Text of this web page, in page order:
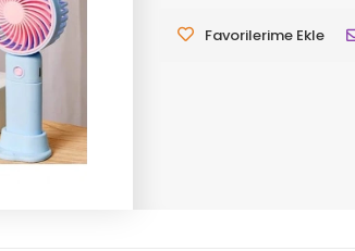
Favorilerime Ekle